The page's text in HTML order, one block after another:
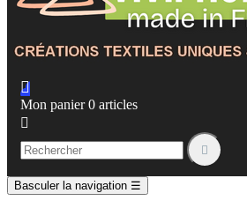

Mon panier 0 articles


Basculer la navigation ☰